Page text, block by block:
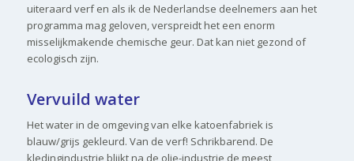
uiteraard verf en als ik de Nederlandse deelnemers aan het
programma mag geloven, verspreidt het een enorm
misselijkmakende chemische geur. Dat kan niet gezond of
ecologisch zijn.
Vervuild water
Het water in de omgeving van elke katoenfabriek is
blauw/grijs gekleurd. Van de verf! Schrikbarend. De
kledingindustrie blijkt na de olie-industrie de meest